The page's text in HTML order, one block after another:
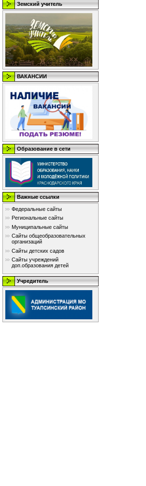
Земский учитель
ВАКАНСИИ
Образование в сети
Важные ссылки
Федеральные сайты
Региональные сайты
Муниципальные сайты
Сайты общеобразовательных
организаций
Сайты детских садов
Сайты учреждений
доп.образования детей
Учредитель